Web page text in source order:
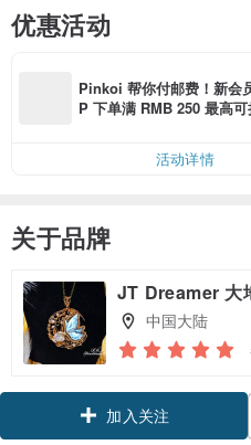
优惠活动
Pinkoi 帮你付邮费！新会
P 下单满 RMB 250 最高
活动详情
关于品牌
JT Dreamer 大
中国大陆
加入关注